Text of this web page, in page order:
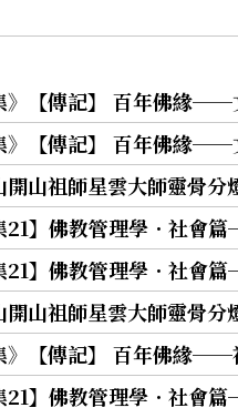
》【傳記】 百年佛緣
》【傳記】 百年佛緣
開山祖師星雲大師靈骨
21】佛教管理學．社
21】佛教管理學．社
開山祖師星雲大師靈骨
》【傳記】 百年佛緣
21】佛教管理學．社